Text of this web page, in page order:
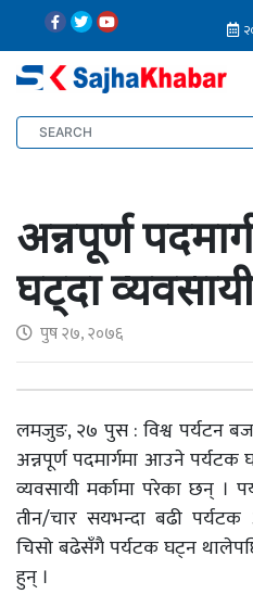
अन्नपूर्ण
घट्दा
पुष २७, २०७६
लमजुङ, २७ पुस : विश्व पर्यटन
अन्नपूर्ण पदमार्गमा आउने
व्यवसायी मर्कामा परेका छन् ।
तीन/चार सयभन्दा बढी
चिसो बढेसँगै पर्यटक घट्न
हुन् ।